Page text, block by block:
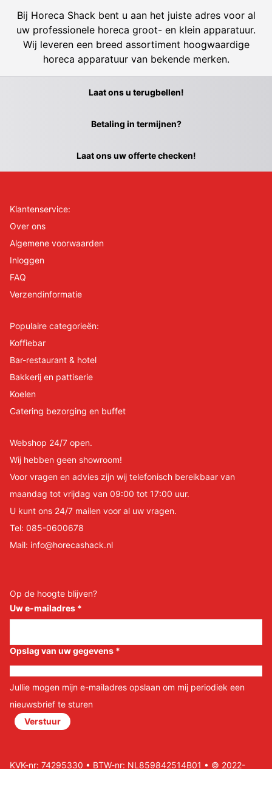
Bij Horeca Shack bent u aan het juiste adres voor al
uw professionele horeca groot- en klein apparatuur.
Wij leveren een breed assortiment hoogwaardige
horeca apparatuur van bekende merken.
Laat ons u terugbellen!
Betaling in termijnen?
Laat ons uw offerte checken!
Klantenservice:
Over ons
Algemene voorwaarden
Inloggen
FAQ
Verzendinformatie
Populaire categorieën:
Koffiebar
Bar-restaurant & hotel
Bakkerij en pattiserie
Koelen
Catering bezorging en buffet
Webshop 24/7 open.
Wij hebben geen showroom!
Voor vragen en advies zijn wij telefonisch bereikbaar van
maandag tot vrijdag van 09:00 tot 17:00 uur.
U kunt ons 24/7 mailen voor al uw vragen.
Tel: 085-0600678
Mail: info@horecashack.nl
Op de hoogte blijven?
Uw e-mailadres *
Opslag van uw gegevens *
Jullie mogen mijn e-mailadres opslaan om mij periodiek een
nieuwsbrief te sturen
Verstuur
KVK-nr: 74295330 • BTW-nr: NL859842514B01 • © 2022-